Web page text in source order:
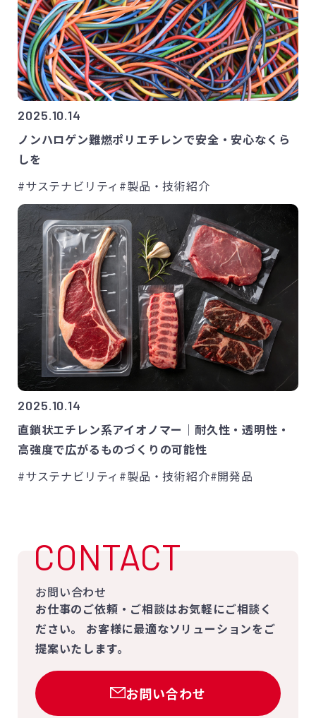
2025.10.14
ノンハロゲン難燃ポリエチレンで安全・安心なくら
しを
#サステナビリティ #製品・技術紹介
2025.10.14
直鎖状エチレン系アイオノマー｜耐久性・透明性・
高強度で広がるものづくりの可能性
#サステナビリティ #製品・技術紹介#開発品
CONTACT
お問い合わせ
お仕事のご依頼・ご相談はお気軽にご相談く
ださい。
お客様に最適なソリューションをご
提案いたします。
お問い合わせ